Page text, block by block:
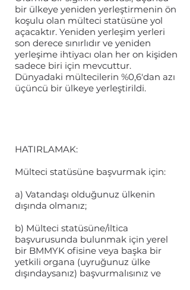
bir ülkeye yeniden yerleştirmenin ön
koşulu olan mülteci statüsüne yol
açacaktır. Yeniden yerleşim yerleri
son derece sınırlıdır ve yeniden
yerleşime ihtiyacı olan her on kişiden
sadece biri için mevcuttur.
Dünyadaki mültecilerin %0,6'dan azı
üçüncü bir ülkeye yerleştirildi.
HATIRLAMAK:
Mülteci statüsüne başvurmak için:
a) Vatandaşı olduğunuz ülkenin
dışında olmanız;
b) Mülteci statüsüne/iltica
başvurusunda bulunmak için yerel
bir BMMYK ofisine veya başka bir
yetkili organa (uyruğunuz ülke
dışındaysanız) başvurmalısınız ve